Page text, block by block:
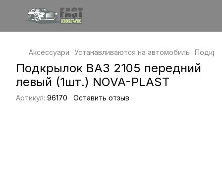
Аксессуари Устанавливаются на автомобиль
Подкрылок ВАЗ 2105 передний
левый (1шт.) NOVA-PLAST
Артикул: 96170 Оставить отзыв